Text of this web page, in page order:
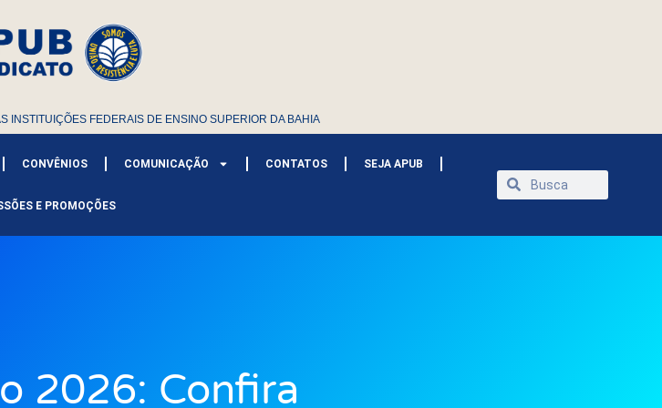
INSTITUIÇÕES FEDERAIS DE ENSINO SUPERIOR DA BAHIA
CONVÊNIOS COMUNICAÇÃO CONTATOS SEJA APUB
E PROMOÇÕES
2026: Confira